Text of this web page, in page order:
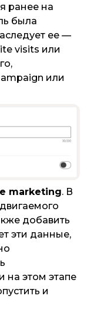
ранее на
была
ее —
visits или
или
marketing. В
добавить
эти данные,
на этом этапе
и